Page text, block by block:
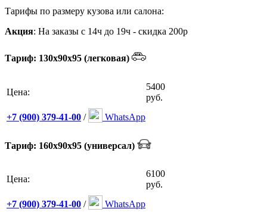
Тарифы по размеру кузова или салона:
Акция: На заказы с 14ч до 19ч - скидка 200р
Тариф: 130х90х95 (легковая)
Цена:
5400
руб.
+7 (900) 379-41-00 / WhatsApp
Тариф: 160х90х95 (универсал)
Цена:
6100
руб.
+7 (900) 379-41-00 / WhatsApp